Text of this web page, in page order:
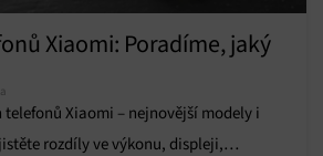
Xiaomi: Poradíme, jaký
Xiaomi – nejnovější modely i
rozdíly ve výkonu, displeji,